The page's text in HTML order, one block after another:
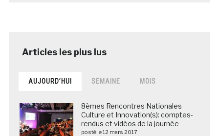
AUJOURD’HUI SEMAINE MOIS
8èmes Rencontres Nationales
Culture et Innovation(s): comptes-
rendus et vidéos de la journée
posté le 12 mars 2017